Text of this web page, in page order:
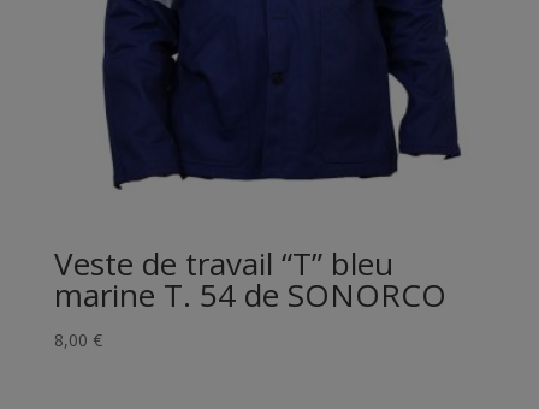
Veste de travail “T” bleu
marine T. 54 de SONORCO
8,00 €